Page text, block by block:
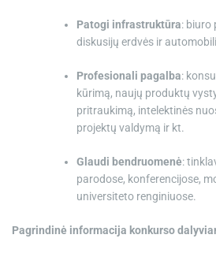
Patogi infrastruktūra: biuro
diskusijų erdvės ir
Profesionali pagalba:
kūrimą, naujų produktų
pritraukimą, intelektinės
projektų valdymą ir kt.
Glaudi bendruomenė:
parodose, konferencijose,
universiteto renginiuose.
Pagrindinė informacija konkurso